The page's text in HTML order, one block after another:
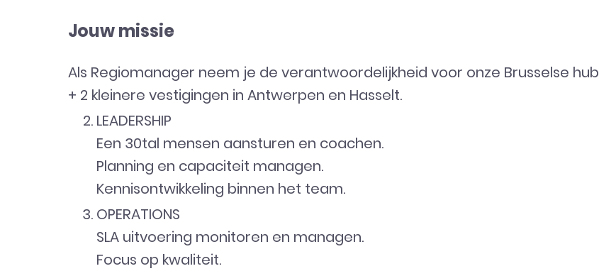
Jouw missie
Als Regiomanager neem je de verantwoordelijkheid voor onze Brusselse hub
+ 2 kleinere vestigingen in Antwerpen en Hasselt.
LEADERSHIP
Een 30tal mensen aansturen en coachen.
Planning en capaciteit managen.
Kennisontwikkeling binnen het team.
OPERATIONS
SLA uitvoering monitoren en managen.
Focus op kwaliteit.